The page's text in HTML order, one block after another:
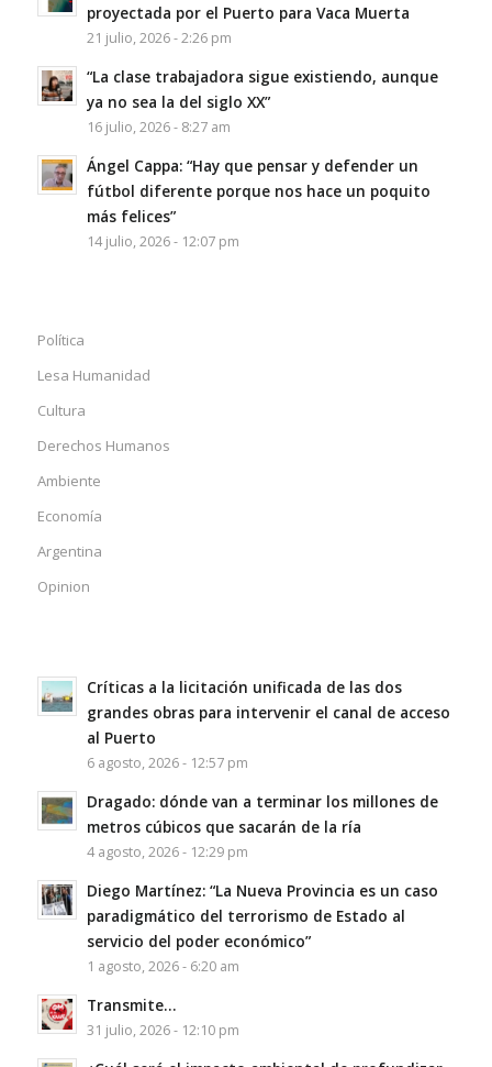
proyectada por el Puerto para Vaca Muerta
21 julio, 2026 - 2:26 pm
“La clase trabajadora sigue existiendo, aunque
ya no sea la del siglo XX”
16 julio, 2026 - 8:27 am
Ángel Cappa: “Hay que pensar y defender un
fútbol diferente porque nos hace un poquito
más felices”
14 julio, 2026 - 12:07 pm
Política
Lesa Humanidad
Cultura
Derechos Humanos
Ambiente
Economía
Argentina
Opinion
Críticas a la licitación unificada de las dos
grandes obras para intervenir el canal de acceso
al Puerto
6 agosto, 2026 - 12:57 pm
Dragado: dónde van a terminar los millones de
metros cúbicos que sacarán de la ría
4 agosto, 2026 - 12:29 pm
Diego Martínez: “La Nueva Provincia es un caso
paradigmático del terrorismo de Estado al
servicio del poder económico”
1 agosto, 2026 - 6:20 am
Transmite…
31 julio, 2026 - 12:10 pm